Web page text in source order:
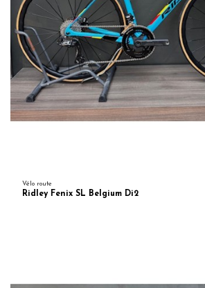
Vélo route
Ridley Fenix SL Belgium Di2